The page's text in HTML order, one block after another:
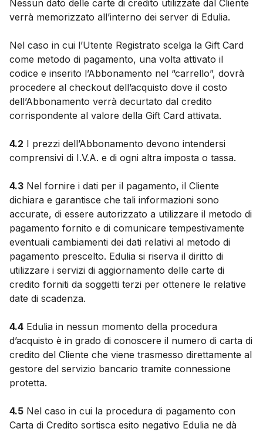
Nessun dato delle carte di credito utilizzate dal Cliente
verrà memorizzato all’interno dei server di Edulia.
Nel caso in cui l’Utente Registrato scelga la Gift Card
come metodo di pagamento, una volta attivato il
codice e inserito l’Abbonamento nel “carrello”, dovrà
procedere al checkout dell’acquisto dove il costo
dell’Abbonamento verrà decurtato dal credito
corrispondente al valore della Gift Card attivata.
4.2 I prezzi dell’Abbonamento devono intendersi
comprensivi di I.V.A. e di ogni altra imposta o tassa.
4.3 Nel fornire i dati per il pagamento, il Cliente
dichiara e garantisce che tali informazioni sono
accurate, di essere autorizzato a utilizzare il metodo di
pagamento fornito e di comunicare tempestivamente
eventuali cambiamenti dei dati relativi al metodo di
pagamento prescelto. Edulia si riserva il diritto di
utilizzare i servizi di aggiornamento delle carte di
credito forniti da soggetti terzi per ottenere le relative
date di scadenza.
4.4 Edulia in nessun momento della procedura
d’acquisto è in grado di conoscere il numero di carta di
credito del Cliente che viene trasmesso direttamente al
gestore del servizio bancario tramite connessione
protetta.
4.5 Nel caso in cui la procedura di pagamento con
Carta di Credito sortisca esito negativo Edulia ne dà